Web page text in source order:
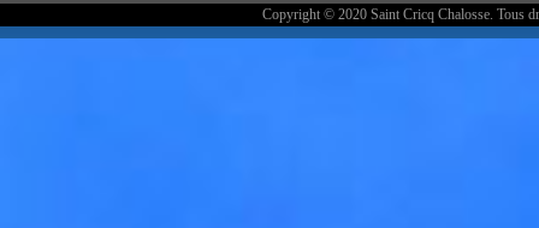
Copyright © 2020 Saint Cricq Chalosse. Tous